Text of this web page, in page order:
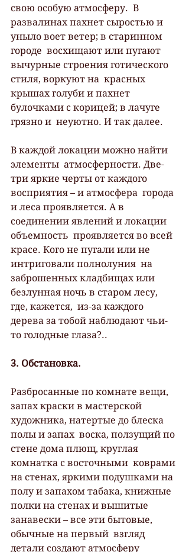
свою особую атмосферу.  В
развалинах пахнет сыростью и
уныло воет ветер; в старинном
городе  восхищают или пугают
вычурные строения готического
стиля, воркуют на  красных
крышах голуби и пахнет
булочками с корицей; в лачуге
грязно и  неуютно. И так далее.
В каждой локации можно найти
элементы  атмосферности. Две-
три яркие черты от каждого
восприятия – и атмосфера  города
и леса проявляется. А в
соединении явлений и локации
объемность  проявляется во всей
красе. Кого не пугали или не
интриговали полнолуния  на
заброшенных кладбищах или
безлунная ночь в старом лесу,
где, кажется,  из-за каждого
дерева за тобой наблюдают чьи-
то голодные глаза?..
3. Обстановка.
Разбросанные по комнате вещи,
запах краски в мастерской
художника, натертые до блеска
полы и запах  воска, ползущий по
стене дома плющ, круглая
комнатка с восточными  коврами
на стенах, яркими подушками на
полу и запахом табака, книжные
полки на стенах и вышитые
занавески – все эти бытовые,
обычные на первый  взгляд
детали создают атмосферу